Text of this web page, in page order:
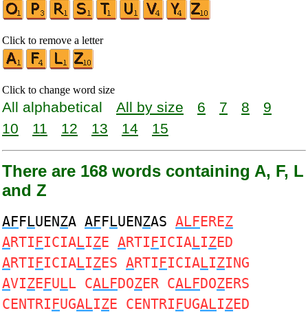
Click to remove a letter
Click to change word size
All alphabetical All by size 6 7 8
9
10
11 12 13 14 15
There are 168 words containing A, F, L
and Z
AFFLUENZA AFFLUENZAS ALFEREZ
ARTIFICIALIZE ARTIFICIALIZED
ARTIFICIALIZES ARTIFICIALIZING
AVIZEFULL CALFDOZER CALFDOZERS
CENTRIFUGALIZE CENTRIFUGALIZED